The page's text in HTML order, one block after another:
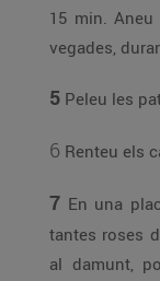
15 min.
vegades,
5 Peleu les
6 Renteu els
7 En una
tantes roses
al damunt,